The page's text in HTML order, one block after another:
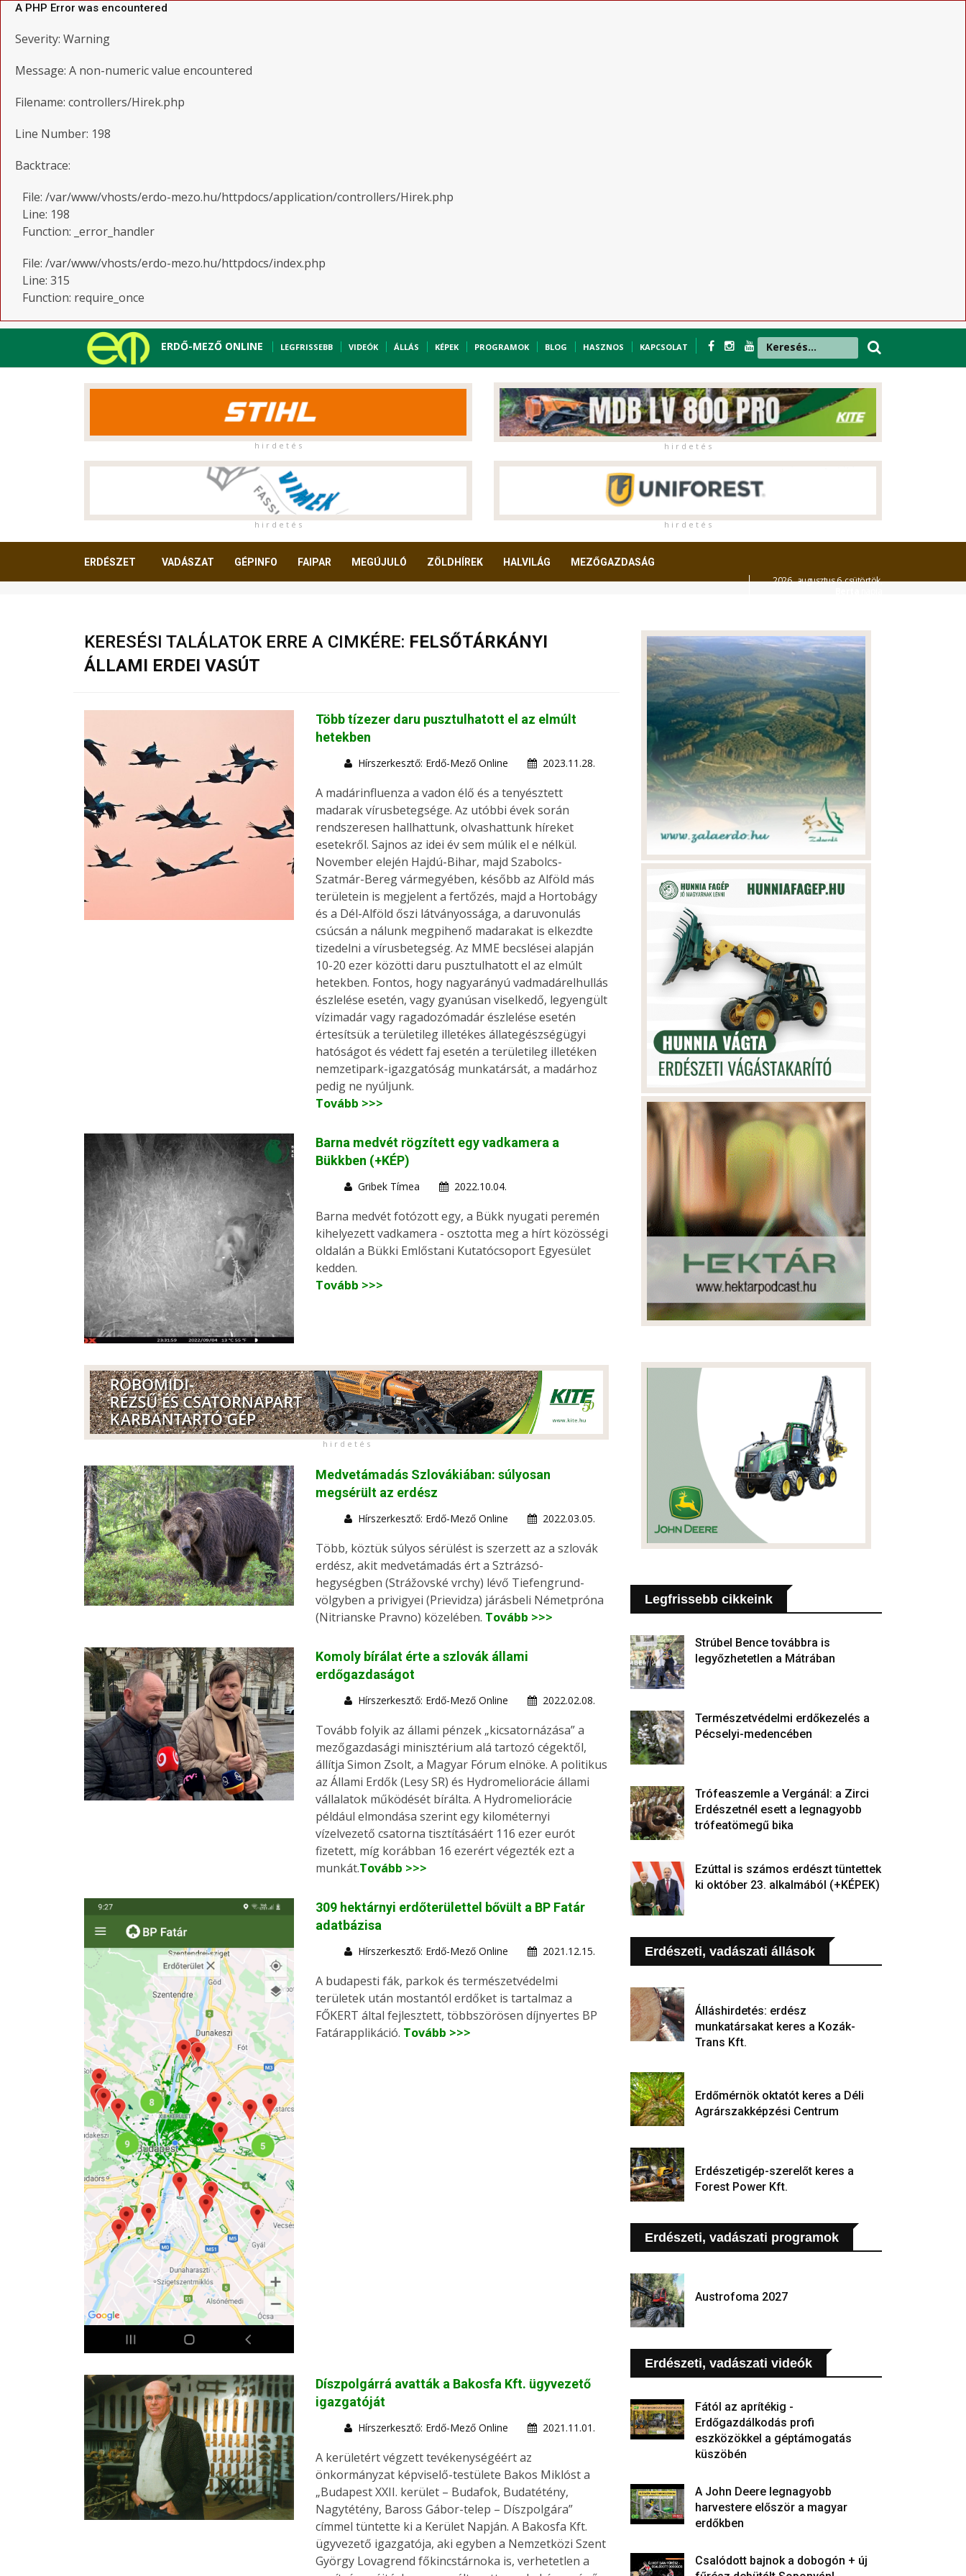
A PHP Error was encountered
Severity: Warning
Message: A non-numeric value encountered
Filename: controllers/Hirek.php
Line Number: 198
Backtrace:
File: /var/www/vhosts/erdo-mezo.hu/httpdocs/application/controllers/Hirek.php
Line: 198
Function: _error_handler
File: /var/www/vhosts/erdo-mezo.hu/httpdocs/index.php
Line: 315
Function: require_once
ERDŐ-MEZŐ ONLINE LEGFRISSEBB VIDEÓK ÁLLÁS KÉPEK PROGRAMOK BLOG HASZNOS KAPCSOLAT
h i r d e t é s h i r d e t é s
h i r d e t é s h i r d e t é s
ERDÉSZET VADÁSZAT GÉPINFO FAIPAR MEGÚJULÓ ZÖLDHÍREK HALVILÁG MEZŐGAZDASÁG
2026. augusztus 6. csütörtök,
KERESÉSI TALÁLATOK ERRE A CIMKÉRE: FELSŐTÁRKÁNYI
ÁLLAMI ERDEI VASÚT
Több tízezer daru pusztulhatott el az elmúlt
hetekben
Hírszerkesztő: Erdő-Mező Online 2023.11.28.
A madárinfluenza a vadon élő és a tenyésztett
madarak vírusbetegsége. Az utóbbi évek során
rendszeresen hallhattunk, olvashattunk híreket
esetekről. Sajnos az idei év sem múlik el e nélkül.
November elején Hajdú-Bihar, majd Szabolcs-
Szatmár-Bereg vármegyében, később az Alföld más
területein is megjelent a fertőzés, majd a Hortobágy
és a Dél-Alföld őszi látványossága, a daruvonulás
csúcsán a nálunk megpihenő madarakat is elkezdte
tizedelni a vírusbetegség. Az MME becslései alapján
10-20 ezer közötti daru pusztulhatott el az elmúlt
hetekben. Fontos, hogy nagyarányú vadmadárelhullás
észlelése esetén, vagy gyanúsan viselkedő, legyengült
vízimadár vagy ragadozómadár észlelése esetén
értesítsük a területileg illetékes állategészségügyi
hatóságot és védett faj esetén a területileg illetéken
nemzetipark-igazgatóság munkatársát, a madárhoz
pedig ne nyúljunk.
Tovább >>>
Barna medvét rögzített egy vadkamera a
Bükkben (+KÉP)
Gribek Tímea 2022.10.04.
Barna medvét fotózott egy, a Bükk nyugati peremén
kihelyezett vadkamera - osztotta meg a hírt közösségi
oldalán a Bükki Emlőstani Kutatócsoport Egyesület
kedden.
Tovább >>>
h i r d e t é s
Medvetámadás Szlovákiában: súlyosan
megsérült az erdész
Hírszerkesztő: Erdő-Mező Online 2022.03.05.
Több, köztük súlyos sérülést is szerzett az a szlovák
erdész, akit medvetámadás ért a Sztrázsó-
hegységben (Strážovské vrchy) lévő Tiefengrund-
völgyben a privigyei (Prievidza) járásbeli Németpróna
(Nitrianske Pravno) közelében. Tovább >>>
Komoly bírálat érte a szlovák állami
erdőgazdaságot
Hírszerkesztő: Erdő-Mező Online 2022.02.08.
Tovább folyik az állami pénzek „kicsatornázása” a
mezőgazdasági minisztérium alá tartozó cégektől,
állítja Simon Zsolt, a Magyar Fórum elnöke. A politikus
az Állami Erdők (Lesy SR) és Hydromeliorácie állami
vállalatok működését bírálta. A Hydromeliorácie
például elmondása szerint egy kilométernyi
vízelvezető csatorna tisztításáért 116 ezer eurót
fizetett, míg korábban 16 ezerért végezték ezt a
munkát.Tovább >>>
309 hektárnyi erdőterülettel bővült a BP Fatár
adatbázisa
Hírszerkesztő: Erdő-Mező Online 2021.12.15.
A budapesti fák, parkok és természetvédelmi
területek után mostantól erdőket is tartalmaz a
FŐKERT által fejlesztett, többszörösen díjnyertes BP
Fatárapplikáció. Tovább >>>
Díszpolgárrá avatták a Bakosfa Kft. ügyvezető
igazgatóját
Hírszerkesztő: Erdő-Mező Online 2021.11.01.
A kerületért végzett tevékenységéért az
önkormányzat képviselő-testülete Bakos Miklóst a
„Budapest XXII. kerület – Budafok, Budatétény,
Nagytétény, Baross Gábor-telep – Díszpolgára”
címmel tüntette ki a Kerület Napján. A Bakosfa Kft.
ügyvezető igazgatója, aki egyben a Nemzetközi Szent
György Lovagrend főkincstárnoka is, verhetetlen a
Legfrissebb cikkeink
Strúbel Bence továbbra is
legyőzhetetlen a Mátrában
Természetvédelmi erdőkezelés a
Pécselyi-medencében
Trófeaszemle a Vergánál: a Zirci
Erdészetnél esett a legnagyobb
trófeatömegű bika
Ezúttal is számos erdészt tüntettek
ki október 23. alkalmából (+KÉPEK)
Erdészeti, vadászati állások
Álláshirdetés: erdész
munkatársakat keres a Kozák-
Trans Kft.
Erdőmérnök oktatót keres a Déli
Agrárszakképzési Centrum
Erdészetigép-szerelőt keres a
Forest Power Kft.
Erdészeti, vadászati programok
Austrofoma 2027
Erdészeti, vadászati videók
Fától az aprítékig -
Erdőgazdálkodás profi
eszközökkel a géptámogatás
küszöbén
A John Deere legnagyobb
harvestere először a magyar
erdőkben
Csalódott bajnok a dobogón + új